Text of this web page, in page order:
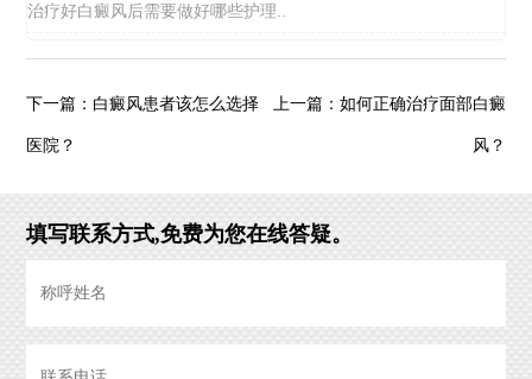
治疗好白癜风后需要做好哪些护理..
下一篇： 白癜风患者该怎么选择
医院？
上一篇： 如何正确治疗面部白癜
风？
填写联系方式,免费为您在线答疑。